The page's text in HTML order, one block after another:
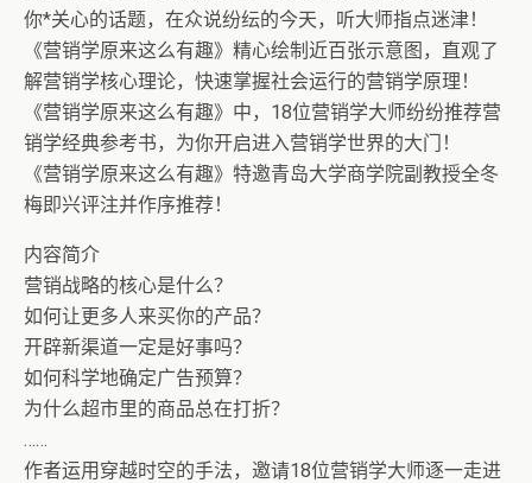
你*关心的话题，在众说纷纭的今天，听大师指点迷津！
《营销学原来这么有趣》精心绘制近百张示意图，直观了
解营销学核心理论，快速掌握社会运行的营销学原理！
《营销学原来这么有趣》中，18位营销学大师纷纷推荐营
销学经典参考书，为你开启进入营销学世界的大门！
《营销学原来这么有趣》特邀青岛大学商学院副教授全冬
梅即兴评注并作序推荐！
内容简介
营销战略的核心是什么？
如何让更多人来买你的产品？
开辟新渠道一定是好事吗？
如何科学地确定广告预算？
为什么超市里的商品总在打折？
……
作者运用穿越时空的手法，邀请18位营销学大师逐一走进